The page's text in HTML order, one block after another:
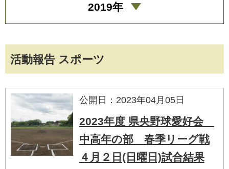
活動報告 スポーツ
公開日：2023年04月05日
2023年度 県央野球愛好会
中高年の部 春季リーグ戦
４月２日(日曜日)試合結果
2019年